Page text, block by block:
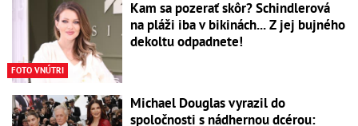
FOTO VNÚTRI
Kam sa pozerať skôr? Schindlerová
na pláži iba v bikinách... Z jej bujného
dekoltu odpadnete!
Michael Douglas vyrazil do
spoločnosti s nádhernou dcérou: